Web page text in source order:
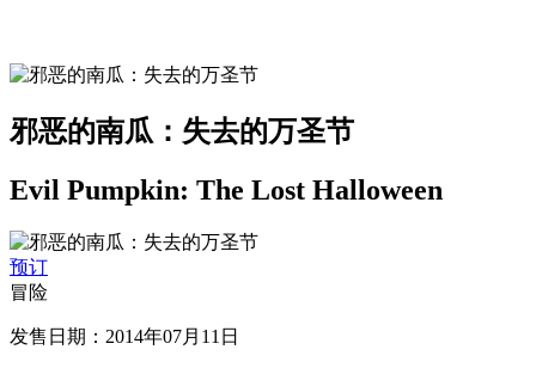
邪恶的南瓜：失去的万圣节
Evil Pumpkin: The Lost Halloween
预订
冒险
发售日期：2014年07月11日